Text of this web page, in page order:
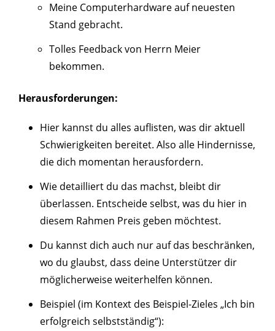
Meine Computerhardware auf neuesten
Stand gebracht.
Tolles Feedback von Herrn Meier
bekommen.
Herausforderungen:
Hier kannst du alles auflisten, was dir aktuell
Schwierigkeiten bereitet. Also alle Hindernisse,
die dich momentan herausfordern.
Wie detailliert du das machst, bleibt dir
überlassen. Entscheide selbst, was du hier in
diesem Rahmen Preis geben möchtest.
Du kannst dich auch nur auf das beschränken,
wo du glaubst, dass deine Unterstützer dir
möglicherweise weiterhelfen können.
Beispiel (im Kontext des Beispiel-Zieles „Ich bin
erfolgreich selbstständig“):